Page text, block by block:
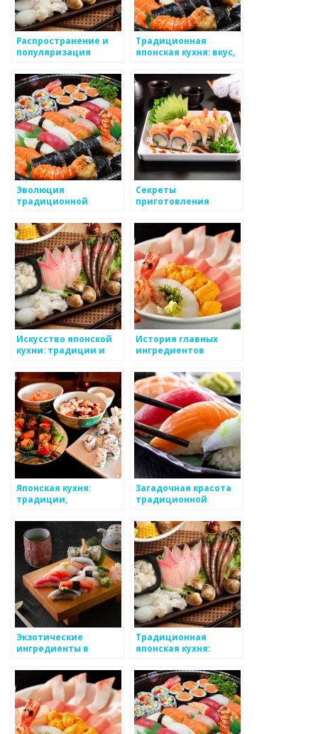
Распространение и
популяризация
пределами Японии
Традиционная
японская кухня: вкус,
Эволюция
традиционной
древности до
современности
Секреты
приготовления
традиционной
японской кухни
Искусство японской
кухни: традиции и
История главных
ингредиентов
Японская кухня:
традиции,
изысканность
Загадочная красота
традиционной
Экзотические
ингредиенты в
история и
использование
Традиционная
японская кухня:
гастрономии и
гармонии